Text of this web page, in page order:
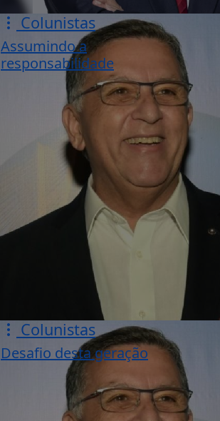
Colunistas
Assumindo a
responsabilidade
Colunistas
Desafio desta geração